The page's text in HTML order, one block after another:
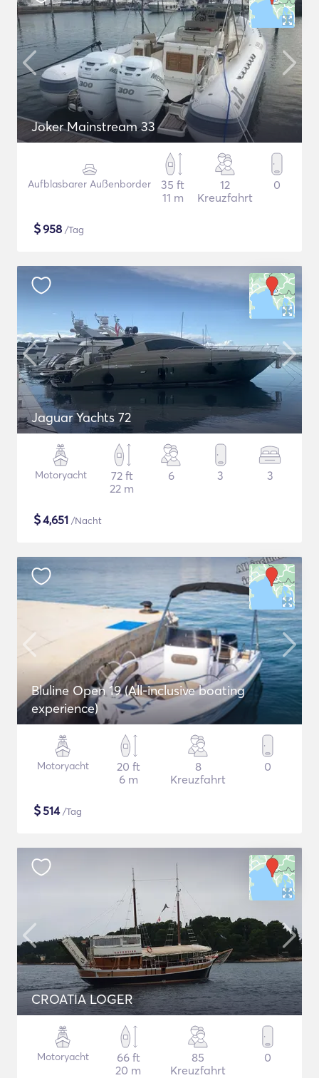
Joker Mainstream 33
Aufblasbarer Außenborder
35 ft
11 m
12
Kreuzfahrt
0
$958 /Tag
Jaguar Yachts 72
Motoryacht
72 ft
22 m
6 3 3
$4,651 /Nacht
Bluline Open 19 (All-inclusive boating
experience)
Motoryacht
20 ft
6 m
8
Kreuzfahrt
0
$514/Tag
CROATIA LOGER
Motoryacht
66 ft
20 m
85
Kreuzfahrt
0